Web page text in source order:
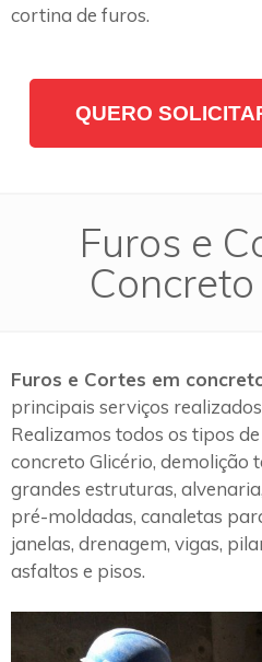
cortina de furos.
QUERO
Furos e
Furos e Cortes em
principais serviços
Realizamos todos os tipos
concreto Glicério, demolição
grandes estruturas,
pré-moldadas, canaletas
janelas, drenagem, vigas,
asfaltos e pisos.